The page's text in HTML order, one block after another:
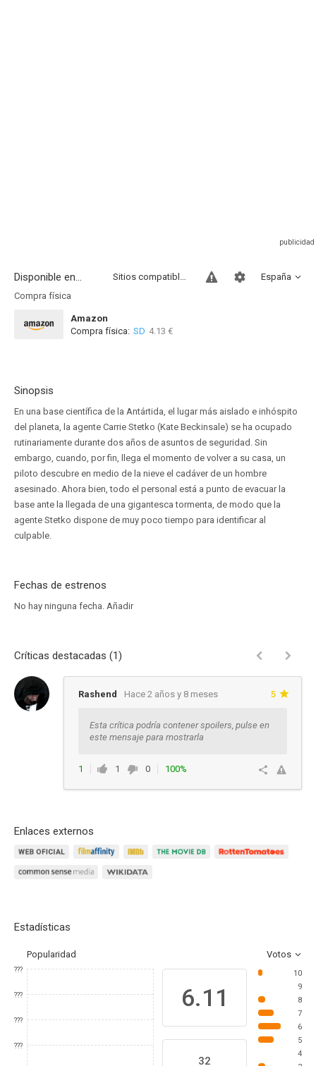
Disponible en... España
Sitios compatibles
Compra física
Amazon
Compra física: SD 4.13 €
Sinopsis
En una base científica de la Antártida, el lugar más aislado e inhóspito
del planeta, la agente Carrie Stetko (Kate Beckinsale) se ha ocupado
rutinariamente durante dos años de asuntos de seguridad. Sin
embargo, cuando, por fin, llega el momento de volver a su casa, un
piloto descubre en medio de la nieve el cadáver de un hombre
asesinado. Ahora bien, todo el personal está a punto de evacuar la
base ante la llegada de una gigantesca tormenta, de modo que la
agente Stetko dispone de muy poco tiempo para identificar al
culpable.
Fechas de estrenos
No hay ninguna fecha. Añadir
Críticas destacadas (1)
Rashend Hace 2 años y 8 meses 5
Esta crítica podría contener spoilers, pulse en
este mensaje para mostrarla
1 1 0
100%
Enlaces externos
Estadísticas
Popularidad Votos
???
???
???
???
6.11
32
10
9
8
7
6
5
4